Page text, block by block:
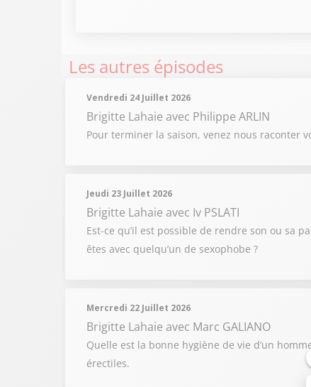
Les autres épisodes
Vendredi 24 Juillet 2026
Brigitte Lahaie avec Philippe ARLIN
Pour terminer la saison, venez nous raconter
Jeudi 23 Juillet 2026
Brigitte Lahaie avec Iv PSLATI
Est-ce qu’il est possible de rendre son ou sa
êtes avec quelqu’un de sexophobe ?
Mercredi 22 Juillet 2026
Brigitte Lahaie avec Marc GALIANO
Quelle est la bonne hygiène de vie d’un
érectiles.